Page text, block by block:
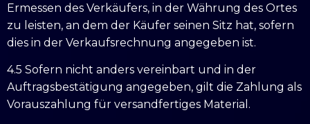
Ermessen des Verkäufers, in der Währung des Ortes
zu leisten, an dem der Käufer seinen Sitz hat, sofern
dies in der Verkaufsrechnung angegeben ist.
4.5 Sofern nicht anders vereinbart und in der
Auftragsbestätigung angegeben, gilt die Zahlung als
Vorauszahlung für versandfertiges Material.